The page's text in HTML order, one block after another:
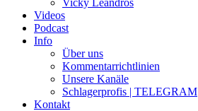
Vicky Leandros
Videos
Podcast
Info
Über uns
Kommentarrichtlinien
Unsere Kanäle
Schlagerprofis | TELEGRAM
Kontakt